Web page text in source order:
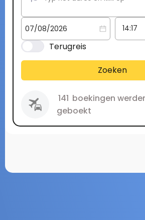
Terugreis
Zoeken
141 boekingen
geboekt